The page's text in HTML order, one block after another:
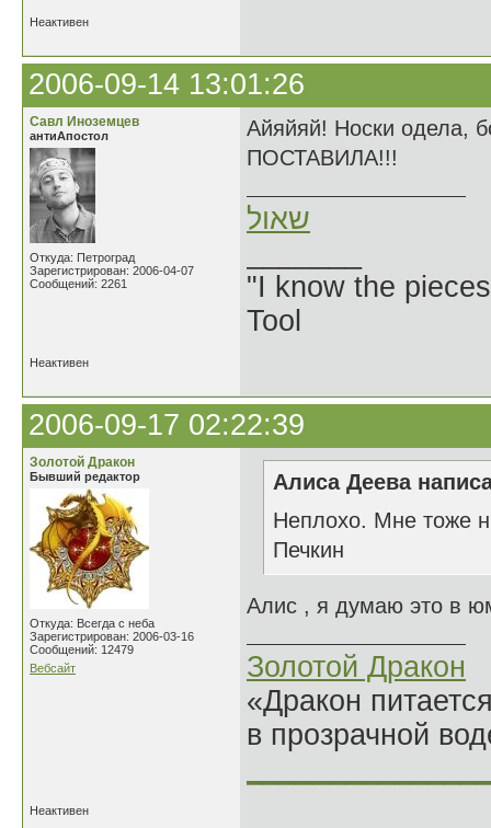
Неактивен
2006-09-14 13:01:26
Савл Иноземцев
антиАпостол
Откуда: Петроград
Зарегистрирован: 2006-04-07
Сообщений: 2261
Айяйяй! Носки
ПОСТАВИЛА!!!
שאול
"I know the
Tool
Неактивен
2006-09-17 02:22:39
Золотой Дракон
Бывший редактор
Откуда: Всегда с неба
Зарегистрирован: 2006-03-16
Сообщений: 12479
Вебсайт
Алиса Деева
Неплохо. Мне тоже
Печкин
Алис , я думаю это в
Золотой Дракон
«Дракон
в прозрачной
Неактивен